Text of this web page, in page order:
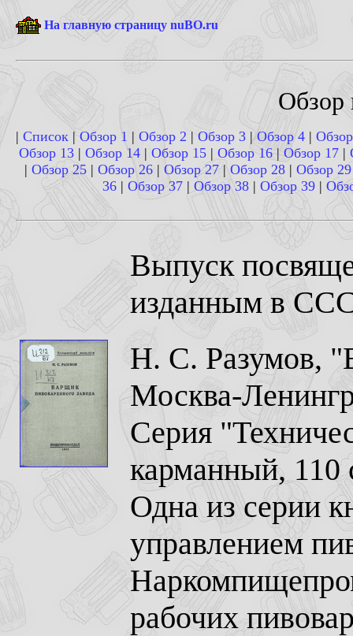
На главную страницу nuBO.ru
Обзор
| Список | Обзор 1 | Обзор 2 | Обзор 3 |Обзор 4 |
Обзор 13 | Обзор 14 | Обзор 15 | Обзор 16 |Обзор 17 |
| Обзор 25 | Обзор 26 | Обзор 27 | Обзор 28 | Обзор 29
36| Обзор 37| Обзор 38| Обзор 39|
Выпуск
изданным в
Н. С. Разумов,
Москва-
Серия
карманный, 110
Одна из серии
управлением
рабочих